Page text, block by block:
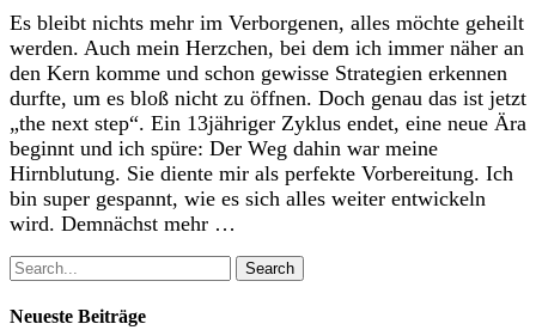
Es bleibt nichts mehr im Verborgenen, alles möchte geheilt
werden. Auch mein Herzchen, bei dem ich immer näher an
den Kern komme und schon gewisse Strategien erkennen
durfte, um es bloß nicht zu öffnen. Doch genau das ist jetzt
„the next step“. Ein 13jähriger Zyklus endet, eine neue Ära
beginnt und ich spüre: Der Weg dahin war meine
Hirnblutung. Sie diente mir als perfekte Vorbereitung. Ich
bin super gespannt, wie es sich alles weiter entwickeln
wird. Demnächst mehr …
Search
Neueste Beiträge